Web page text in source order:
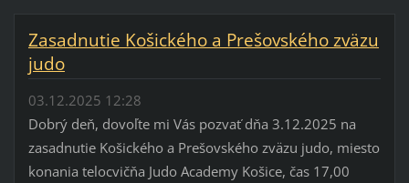
Zasadnutie Košického a Prešovského zväzu
judo
03.12.2025 12:28
Dobrý deň, dovoľte mi Vás pozvať dňa 3.12.2025 na
zasadnutie Košického a Prešovského zväzu judo, miesto
konania telocvičňa Judo Academy Košice, čas 17,00